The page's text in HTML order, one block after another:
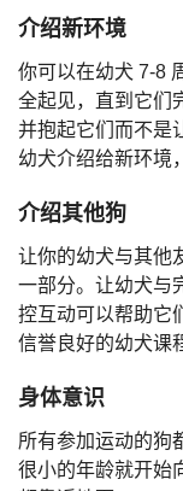
介绍新环境
你可以在幼犬 7-8
全起见，直到它们
并抱起它们而不是
幼犬介绍给新环境
介绍其他狗
让你的幼犬与其他
一部分。让幼犬与
控互动可以帮助它
信誉良好的幼犬课
身体意识
所有参加运动的狗
很小的年龄就开始